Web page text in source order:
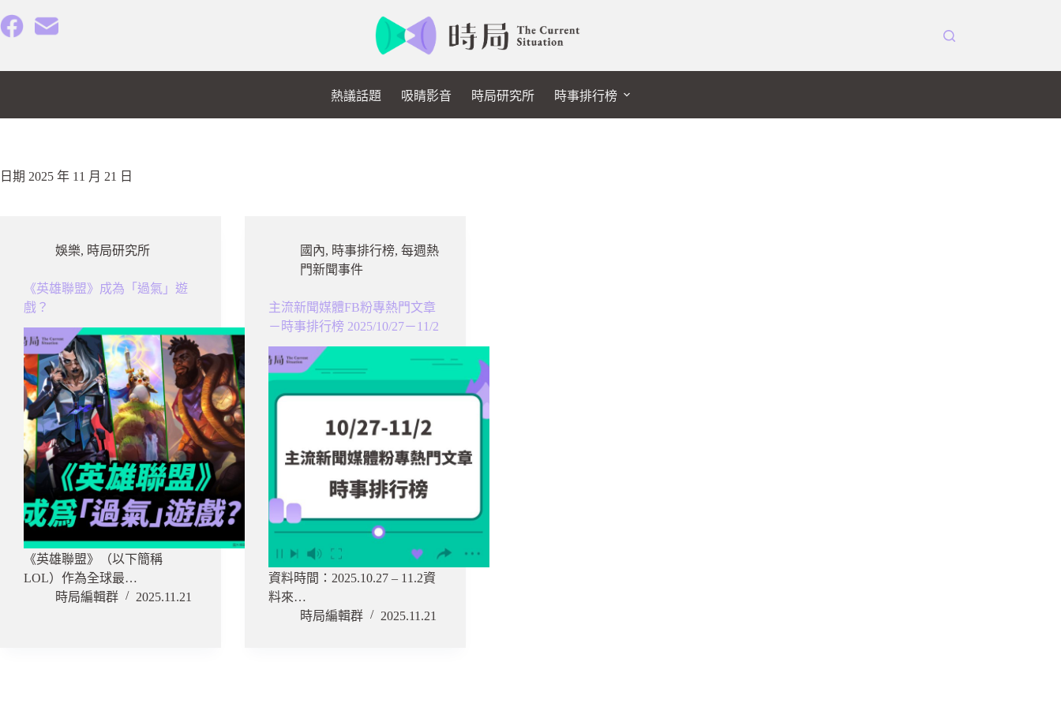
至
熱議話題 吸睛影音 時局研究所 時事排行榜
日期 2025 年 11 月 21 日
娛樂, 時局研究所
《英雄聯盟》成為「過氣」遊
戲？
《英雄聯盟》（以下簡稱
LOL）作為全球最…
時局編輯群
2025.11.21
國內, 時事排行榜, 每週熱
門新聞事件
主流新聞媒體FB粉專熱門文章
－時事排行榜 2025/10/27－11/2
資料時間：2025.10.27 – 11.2資
料來…
時局編輯群
2025.11.21